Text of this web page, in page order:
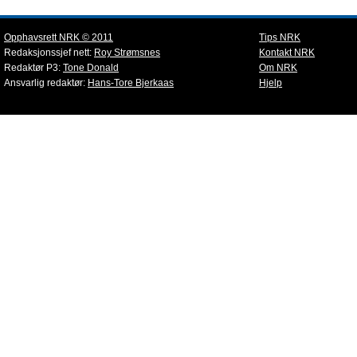
Opphavsrett NRK © 2011
Redaksjonssjef nett: Roy Strømsnes
Redaktør P3: Tone Donald
Ansvarlig redaktør: Hans-Tore Bjerkaas
Tips NRK
Kontakt NRK
Om NRK
Hjelp